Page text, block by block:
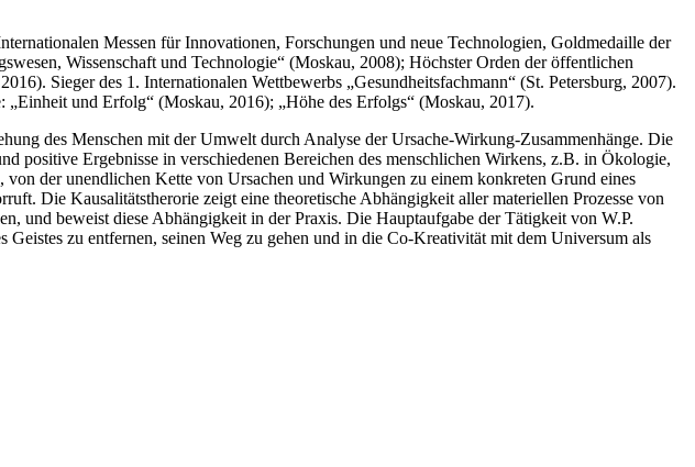
Messen für Innovationen, Forschungen und neue Technologien, Goldmedaille der
Wissenschaft und Technologie“ (Moskau, 2008); Höchster Orden der öffentlichen
Sieger des 1. Internationalen Wettbewerbs „Gesundheitsfachmann“ (St. Petersburg, 2007).
„Einheit und Erfolg“ (Moskau, 2016); „Höhe des Erfolgs“ (Moskau, 2017).
des Menschen mit der Umwelt durch Analyse der Ursache-Wirkung-Zusammenhänge. Die
positive Ergebnisse in verschiedenen Bereichen des menschlichen Wirkens, z.B. in Ökologie,
der unendlichen Kette von Ursachen und Wirkungen zu einem konkreten Grund eines
Die Kausalitätstherorie zeigt eine theoretische Abhängigkeit aller materiellen Prozesse von
und beweist diese Abhängigkeit in der Praxis. Die Hauptaufgabe der Tätigkeit von W.P.
zu entfernen, seinen Weg zu gehen und in die Co-Kreativität mit dem Universum als